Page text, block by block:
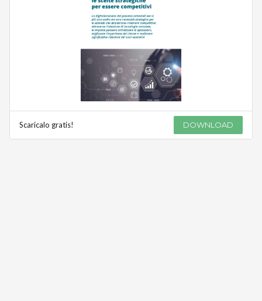
Scaricalo gratis! DOWNLOAD